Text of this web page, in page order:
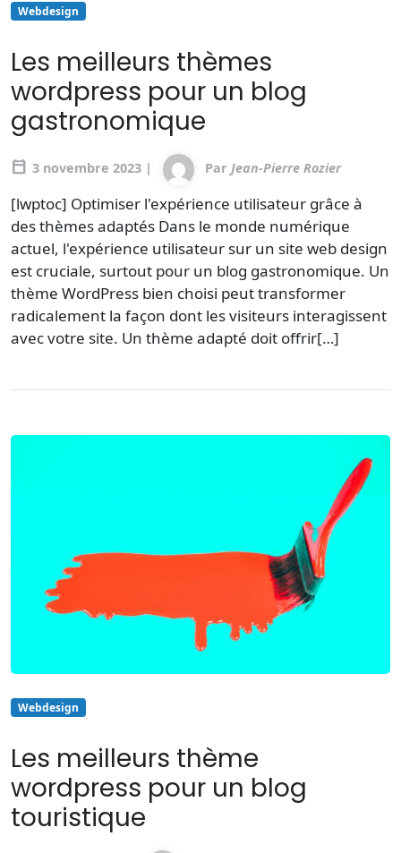
Webdesign
Les meilleurs thèmes
wordpress pour un blog
gastronomique
calendar_today 3 novembre 2023 | Par Jean-Pierre Rozier
[lwptoc] Optimiser l'expérience utilisateur grâce à
des thèmes adaptés Dans le monde numérique
actuel, l'expérience utilisateur sur un site web design
est cruciale, surtout pour un blog gastronomique. Un
thème WordPress bien choisi peut transformer
radicalement la façon dont les visiteurs interagissent
avec votre site. Un thème adapté doit offrir[…]
Webdesign
Les meilleurs thème
wordpress pour un blog
touristique